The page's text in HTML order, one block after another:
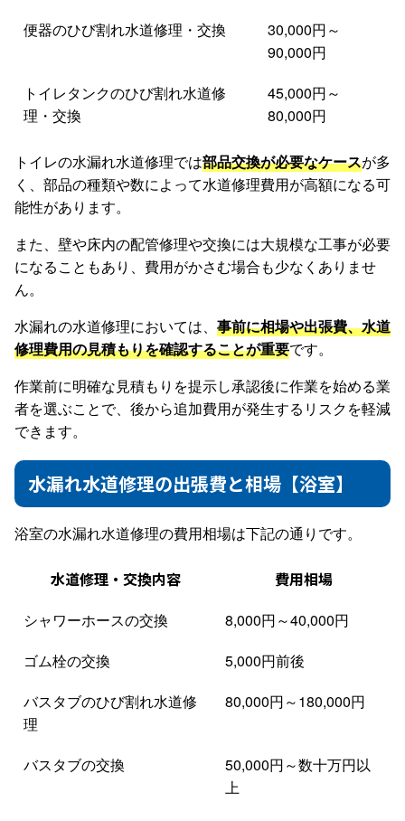
便器のひび割れ水道修理・交換
30,000円～
90,000円
トイレタンクのひび割れ水道修
理・交換
45,000円～
80,000円
トイレの水漏れ水道修理では部品交換が必要なケースが多
く、部品の種類や数によって水道修理費用が高額になる可
能性があります。
また、壁や床内の配管修理や交換には大規模な工事が必要
になることもあり、費用がかさむ場合も少なくありませ
ん。
水漏れの水道修理においては、 事前に相場や出張費、水道
修理費用の見積もりを確認することが重要です。
作業前に明確な見積もりを提示し承認後に作業を始める業
者を選ぶことで、後から追加費用が発生するリスクを軽減
できます。
水漏れ水道修理の出張費と相場【浴室】
浴室の水漏れ水道修理の費用相場は下記の通りです。
水道修理・交換内容 費用相場
シャワーホースの交換
8,000円～40,000円
ゴム栓の交換
5,000円前後
バスタブのひび割れ水道修
理
80,000円～180,000円
バスタブの交換
50,000円～数十万円以
上